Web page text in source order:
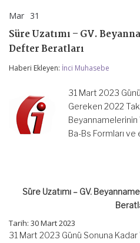
Mar 31
–
GV.
Ba-
Defter
Beratları
Süre Uzatımı – GV.
Defter Beratları
Haberi Ekleyen: İnci Muhasebe
31 Mart 2023
Gereken 2022
Ba-Bs Formları ve
Süre Uzatımı – GV.
Tarih: 30 Mart 2023
31 Mart 2023 Günü Sonuna